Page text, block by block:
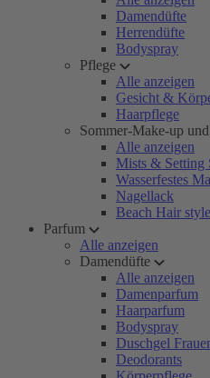
Damendüfte
Herrendüfte
Bodyspray
Pflege
Alle anzeigen
Gesicht &
Haarpflege
Sommer-Make-up
Alle anzeigen
Mists & Setting
Wasserfestes
Nagellack
Beach Hair
Parfum
Alle anzeigen
Damendüfte
Alle anzeigen
Damenparfum
Haarparfum
Bodyspray
Duschgel
Deodorants